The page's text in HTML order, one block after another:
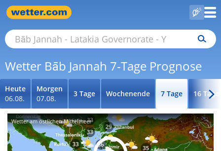
Wetter Bāb Jannah 7-Tage Prognose
Heute
06.08.
Morgen
07.08.
3 Tage Wochenende 7 Tage 16 Tage
Wetter am östlichen Mittelmeer